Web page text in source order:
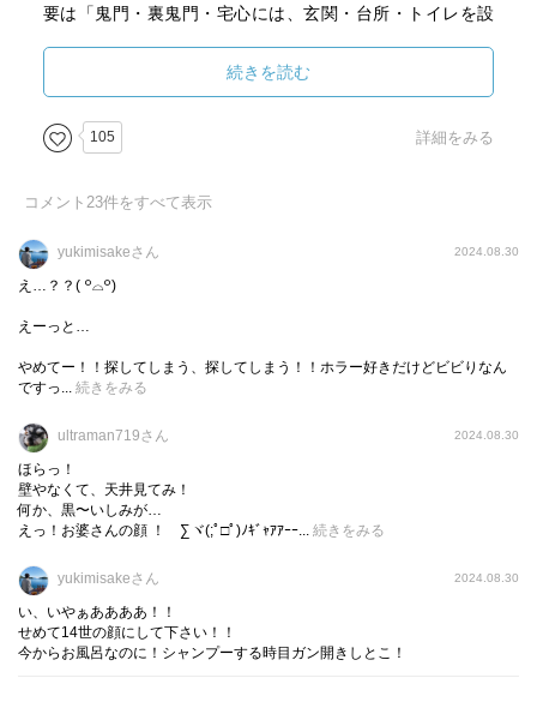
要は「鬼門・裏鬼門・宅心には、玄関・台所・トイレを設
何か、まだまだ、色々あるみたいやけど、最低限の事は、
した方がええんかな？
たでっかいお札付けた。（城南宮のやったかな？）
それだけの為では、ないんやろうけど、昔の人は、怪異と
な。
今の家は、効率的とか、建ぺい率、容積率ギリギリまで使
怪異とは、別にしても、余裕ない家住んでたら、やはり、
心にも余裕がなくなって、色々、変調をきたしてしまうか
も…
続きを読む
105 詳細をみる
コメント 23件をすべて表示
yukimisakeさん 2024.08.30
え…？？‎( ꒪⌓꒪)
えーっと…
やめてー！！探してしまう、探してしまう！！ホラー好きだけどビビりなん
ですっ... 続きをみる
ultraman719さん 2024.08.30
ほらっ！
壁やなくて、天井見てみ！
何か、黒〜いしみが…
えっ！お婆さんの顔 ！ ∑ヾ(;ﾟ□ﾟ)ﾉｷﾞｬｱｱｰｰ... 続きをみる
yukimisakeさん 2024.08.30
い、いやぁああああ！！
せめて14世の顔にして下さい！！
今からお風呂なのに！シャンプーする時目ガン開きしとこ！